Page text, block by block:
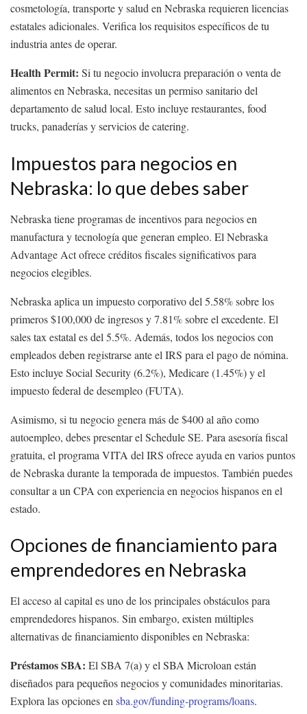
cosmetología, transporte y salud en Nebraska requieren licencias
estatales adicionales. Verifica los requisitos específicos de tu
industria antes de operar.
Health Permit: Si tu negocio involucra preparación o venta de
alimentos en Nebraska, necesitas un permiso sanitario del
departamento de salud local. Esto incluye restaurantes, food
trucks, panaderías y servicios de catering.
Impuestos para negocios en
Nebraska: lo que debes saber
Nebraska tiene programas de incentivos para negocios en
manufactura y tecnología que generan empleo. El Nebraska
Advantage Act ofrece créditos fiscales significativos para
negocios elegibles.
Nebraska aplica un impuesto corporativo del 5.58% sobre los
primeros $100,000 de ingresos y 7.81% sobre el excedente. El
sales tax estatal es del 5.5%. Además, todos los negocios con
empleados deben registrarse ante el IRS para el pago de nómina.
Esto incluye Social Security (6.2%), Medicare (1.45%) y el
impuesto federal de desempleo (FUTA).
Asimismo, si tu negocio genera más de $400 al año como
autoempleo, debes presentar el Schedule SE. Para asesoría fiscal
gratuita, el programa VITA del IRS ofrece ayuda en varios puntos
de Nebraska durante la temporada de impuestos. También puedes
consultar a un CPA con experiencia en negocios hispanos en el
estado.
Opciones de financiamiento para
emprendedores en Nebraska
El acceso al capital es uno de los principales obstáculos para
emprendedores hispanos. Sin embargo, existen múltiples
alternativas de financiamiento disponibles en Nebraska:
Préstamos SBA: El SBA 7(a) y el SBA Microloan están
diseñados para pequeños negocios y comunidades minoritarias.
Explora las opciones en sba.gov/funding-programs/loans.